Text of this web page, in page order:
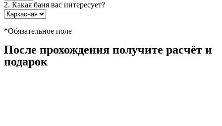
2. Какая баня вас интересует?
*Обязательное поле
После прохождения получите расчёт и
подарок